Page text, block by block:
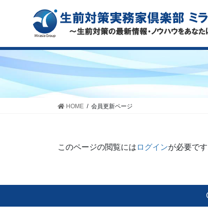
HOME 会員更新ページ
このページの閲覧には ログインが必要で